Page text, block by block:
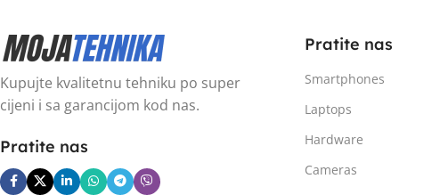
Kupujte kvalitetnu tehniku po super
cijeni i sa garancijom kod nas.
Pratite nas
Pratite nas
Smartphones
Laptops
Hardware
Cameras